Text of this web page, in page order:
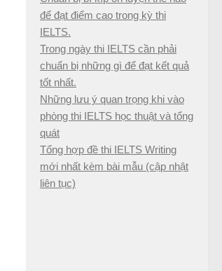
để đạt điểm cao trong kỳ thi
IELTS.
Trong ngày thi IELTS cần phải
chuẩn bị những gì để đạt kết quả
tốt nhất.
Những lưu ý quan trọng khi vào
phòng thi IELTS học thuật và tổng
quát
Tổng hợp đề thi IELTS Writing
mới nhất kèm bài mẫu (cập nhật
liên tục)